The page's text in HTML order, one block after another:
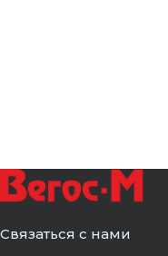
Связаться с нами